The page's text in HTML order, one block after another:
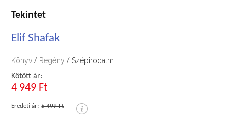
Tekintet
Elif Shafak
Könyv / Regény / Szépirodalmi
Kötött ár:
4 949 Ft
Eredeti ár: 5 499 Ft